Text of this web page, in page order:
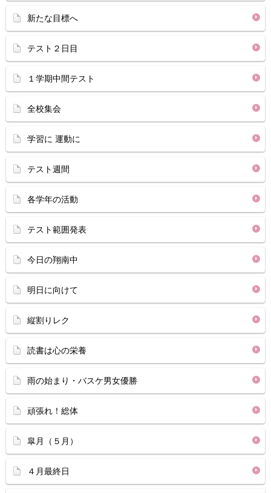
新たな目標へ
テスト２日目
１学期中間テスト
全校集会
学習に 運動に
テスト週間
各学年の活動
テスト範囲発表
今日の翔南中
明日に向けて
縦割りレク
読書は心の栄養
雨の始まり・バスケ男女優勝
頑張れ！総体
皐月（５月）
４月最終日